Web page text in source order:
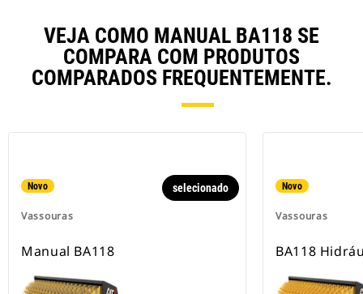
VEJA COMO MANUAL BA118 SE
COMPARA COM PRODUTOS
COMPARADOS FREQUENTEMENTE.
Novo
Vassouras
selecionado
Manual BA118
Novo
Vassouras
BA118